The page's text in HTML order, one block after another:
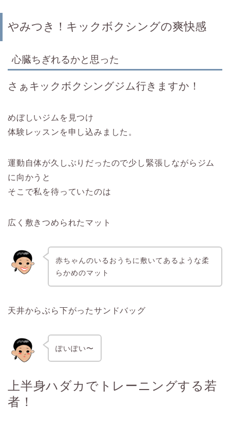
やみつき！キックボクシングの爽快感
心臓ちぎれるかと思った
さぁキックボクシングジム行きますか！
めぼしいジムを見つけ
体験レッスンを申し込みました。
運動自体が久しぶりだったので少し緊張しながらジム
に向かうと
そこで私を待っていたのは
広く敷きつめられたマット
赤ちゃんのいるおうちに敷いてあるような柔
らかめのマット
天井からぶら下がったサンドバッグ
ぽいぽい〜
上半身ハダカでトレーニングする若
者！